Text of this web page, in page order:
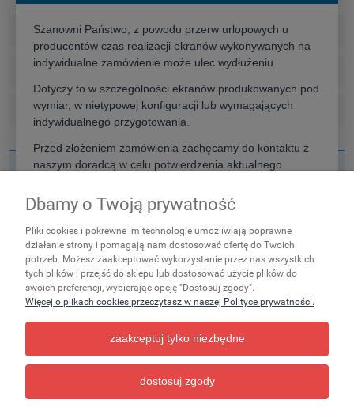
Kategorie: Ekrany ramowe
Szerokość projekcyjna: (wybierz)
Format powierzchni roboczej: (wybierz)
Nie znaleziono produktów spełniających podane kryteria.
Zakupy
Ważne
Pomoc
Moje konto
Informacje
Szanowni Państwo, z powodu przerw urlopowych u
producentów czas realizacji ekranów wykonywanych na
indywidualne zamówienie może ulec wydłużeniu.
Dotyczy to w szczególności ekranów produkowanych pod
wymiar, w nietypowej konfiguracji lub wymagających
indywidualnego przygotowania.
Przed złożeniem zamówienia zachęcamy do kontaktu z
naszym doradcą w celu potwierdzenia aktualnego
Dbamy o Twoją prywatność
Pliki cookies i pokrewne im technologie umożliwiają poprawne
działanie strony i pomagają nam dostosować ofertę do Twoich
potrzeb. Możesz zaakceptować wykorzystanie przez nas wszystkich
tych plików i przejść do sklepu lub dostosować użycie plików do
swoich preferencji, wybierając opcję "Dostosuj zgody".
Więcej o plikach cookies przeczytasz w naszej Polityce prywatności.
zaakceptuj tylko niezbędne
dostosuj zgody